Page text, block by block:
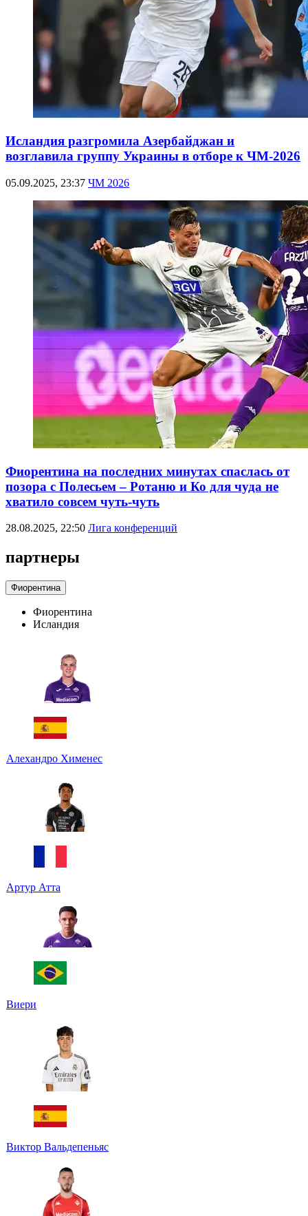
Исландия разгромила Азербайджан и
возглавила группу Украины в отборе к ЧМ-2026
05.09.2025, 23:37 ЧМ 2026
Фиорентина на последних минутах спаслась от
позора с Полесьем – Ротаню и Ко для чуда не
хватило совсем чуть-чуть
28.08.2025, 22:50 Лига конференций
партнеры
Фиорентина
Фиорентина
Исландия
Алехандро Хименес
Артур Атта
Виери
Виктор Вальдепеньяс